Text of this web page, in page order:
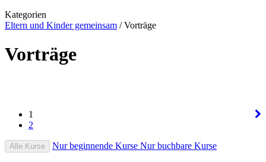
Kategorien
Eltern und Kinder gemeinsam /Vorträge
Vorträge
1
2
Alle Kurse Nur beginnende Kurse Nur buchbare Kurse